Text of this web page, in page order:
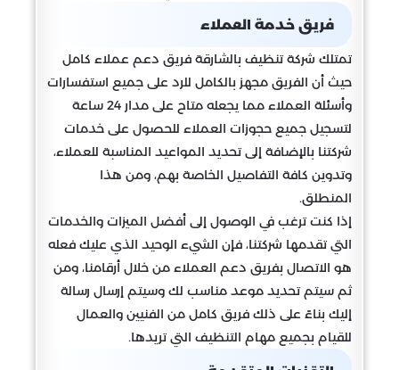
فريق خدمة العملاء
تمتلك شركة تنظيف بالشارقة فريق دعم عملاء كامل
حيث أن الفريق مجهز بالكامل للرد على جميع استفسارات
وأسئلة العملاء مما يجعله متاح على مدار 24 ساعة
لتسجيل جميع حجوزات العملاء للحصول على خدمات
شركتنا بالإضافة إلى تحديد المواعيد المناسبة للعملاء،
وتدوين كافة التفاصيل الخاصة بهم، ومن هذا
المنطلق.
إذا كنت ترغب في الوصول إلى أفضل الميزات والخدمات
التي تقدمها شركتنا، فإن الشيء الوحيد الذي عليك فعله
هو الاتصال بفريق دعم العملاء من خلال أرقامنا، ومن
ثم سيتم تحديد موعد مناسب لك وسيتم إرسال رسالة
إليك بناءً على ذلك فريق كامل من الفنيين والعمال
للقيام بجميع مهام التنظيف التي تريدها.